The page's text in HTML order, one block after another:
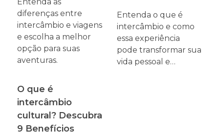
diferenças entre
intercâmbio e viagens
e escolha a melhor
opção para suas
aventuras.
Entenda o que é
intercâmbio e como
essa experiência
pode transformar sua
vida pessoal e…
O que é
intercâmbio
cultural? Descubra
9 Benefícios